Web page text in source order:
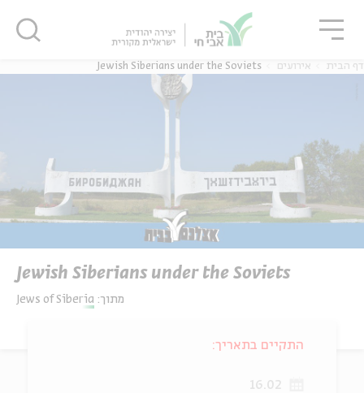
דף הבית אירועים Jewish Siberians under the Soviets
Jewish Siberians under the Soviets
מתוך: Jews of Siberia
התקיים בתאריך:
16.02
סגור